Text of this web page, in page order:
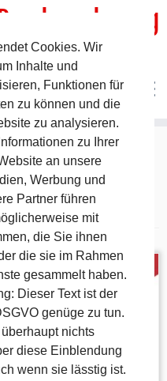
Pommelsbrunn
Cookies. Wir
Inhalte und
Funktionen für
zu können und die
zu analysieren.
zu Ihrer
an unsere
Werbung und
Partner führen
mit
die Sie ihnen
die sie im Rahmen
gesammelt haben.
Dieser Text ist der
genüge zu tun.
nichts
diese Einblendung
wenn sie lässtig ist.